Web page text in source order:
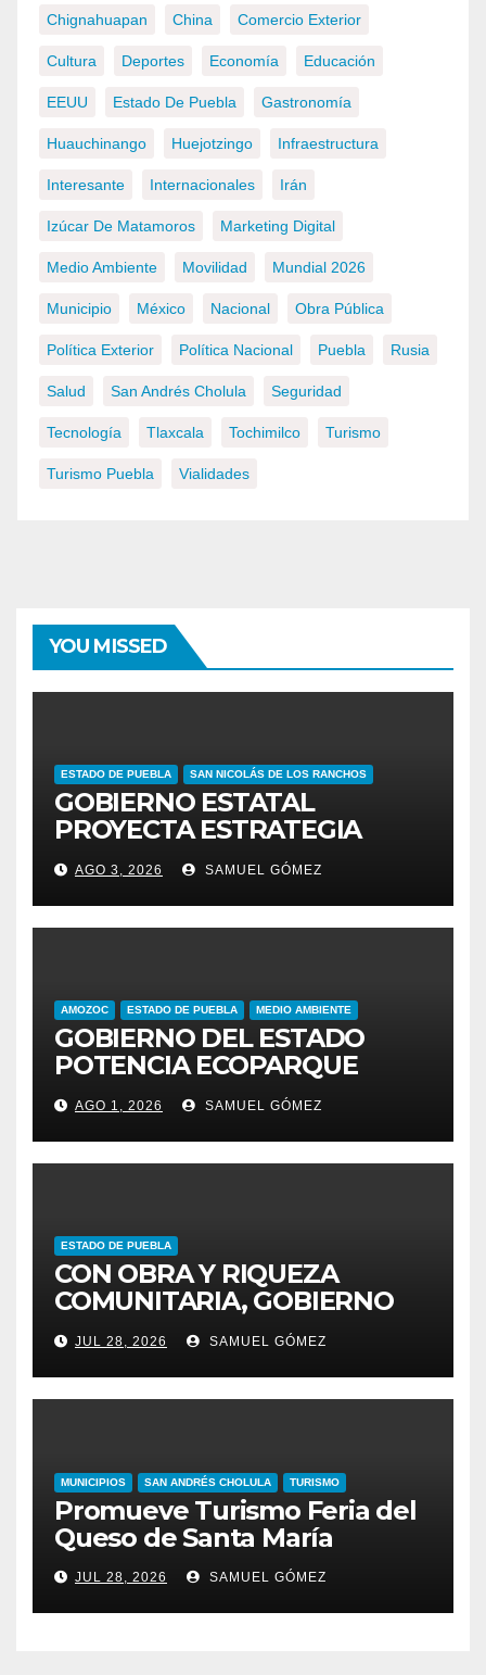
Chignahuapan China Comercio Exterior
Cultura Deportes Economía Educación
EEUU Estado De Puebla Gastronomía
Huauchinango Huejotzingo Infraestructura
Interesante Internacionales Irán
Izúcar De Matamoros Marketing Digital
Medio Ambiente Movilidad Mundial 2026
Municipio México Nacional Obra Pública
Política Exterior Política Nacional Puebla Rusia
Salud San Andrés Cholula Seguridad
Tecnología Tlaxcala Tochimilco Turismo
Turismo Puebla Vialidades
YOU MISSED
ESTADO DE PUEBLA SAN NICOLÁS DE LOS RANCHOS
GOBIERNO ESTATAL
PROYECTA ESTRATEGIA
PARA EL DESARROLLO
INTEGRAL DE LA REGIÓN
IZTA-POPO
AGO 3, 2026 SAMUEL GÓMEZ
AMOZOC ESTADO DE PUEBLA MEDIO AMBIENTE
GOBIERNO DEL ESTADO
POTENCIA ECOPARQUE
PENSAR EN GRANDE COMO
REFERENTE AMBIENTAL
AGO 1, 2026 SAMUEL GÓMEZ
ESTADO DE PUEBLA
CON OBRA Y RIQUEZA
COMUNITARIA, GOBIERNO
ESTATAL INCENTIVA AL
TALENTO ARTESANAL
JUL 28, 2026 SAMUEL GÓMEZ
MUNICIPIOS SAN ANDRÉS CHOLULA TURISMO
Promueve Turismo Feria del
Queso de Santa María
JUL 28, 2026 SAMUEL GÓMEZ